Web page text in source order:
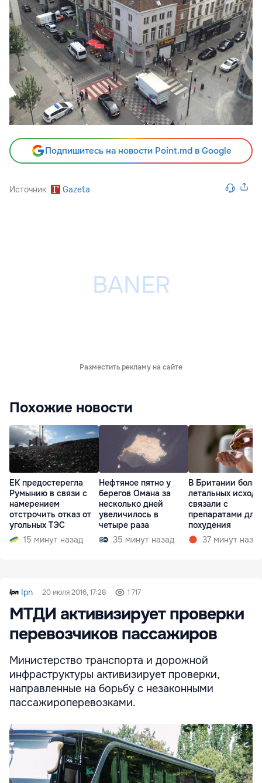
Подпишитесь на новости Point.md в Google
Источник Gazeta
Разместить рекламу на сайте
Похожие новости
ЕК предостерегла
Румынию в связи с
намерением
отстрочить отказ от
угольных ТЭС
15 минут назад
Нефтяное пятно у
берегов Омана за
несколько дней
увеличилось в
четыре раза
35 минут назад
В Британии
летальных
связали с
препаратами для
похудения
37 минут назад
Ipn 20 июля 2016, 17:28 1 717
МТДИ активизирует проверки
перевозчиков пассажиров
Министерство транспорта и дорожной
инфраструктуры активизирует проверки,
направленные на борьбу с незаконными
пассажироперевозками.